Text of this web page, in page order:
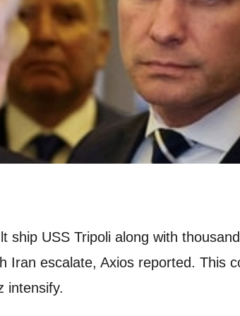
ship USS Tripoli along with
Iran escalate, Axios reported. This
intensify.